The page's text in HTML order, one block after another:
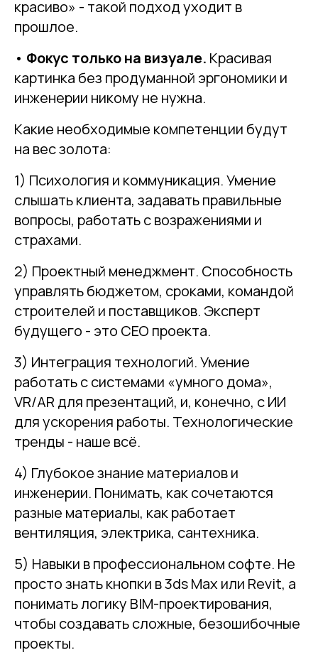
красиво» - такой подход уходит в
прошлое.
• Фокус только на визуале. Красивая
картинка без продуманной эргономики и
инженерии никому не нужна.
Какие необходимые компетенции будут
на вес золота:
1) Психология и коммуникация. Умение
слышать клиента, задавать правильные
вопросы, работать с возражениями и
страхами.
2) Проектный менеджмент. Способность
управлять бюджетом, сроками, командой
строителей и поставщиков. Эксперт
будущего - это CEO проекта.
3) Интеграция технологий. Умение
работать с системами «умного дома»,
VR/AR для презентаций, и, конечно, с ИИ
для ускорения работы. Технологические
тренды - наше всё.
4) Глубокое знание материалов и
инженерии. Понимать, как сочетаются
разные материалы, как работает
вентиляция, электрика, сантехника.
5) Навыки в профессиональном софте. Не
просто знать кнопки в 3ds Max или Revit, а
понимать логику BIM-проектирования,
чтобы создавать сложные, безошибочные
проекты.